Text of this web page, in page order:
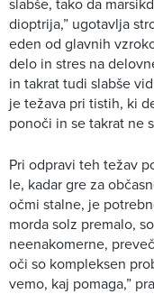
dioptrija,” ugotavlja
eden od glavnih
delo in stres na
in takrat tudi slabše
je težava pri tistih, ki
ponoči in se takrat ne
Pri odpravi teh težav
le, kadar gre za
očmi stalne, je
morda solz premalo,
neenakomerne,
oči so kompleksen
vemo, kaj pomaga,”